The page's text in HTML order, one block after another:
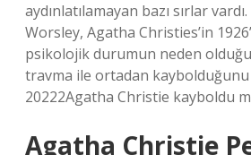
aydınlatılamayan bazı sırlar
Worsley, Agatha Christies’in
psikolojik durumun neden
travma ile ortadan kaybolduğunu
20222Agatha Christie kayboldu
Agatha Christie